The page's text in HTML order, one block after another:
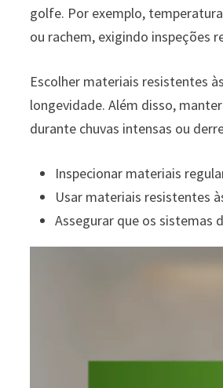
golfe. Por exemplo,
ou rachem, exigindo inspeções
Escolher materiais resistentes
longevidade. Além disso,
durante chuvas intensas ou
Inspecionar materiais
Usar materiais resistentes
Assegurar que os sistemas